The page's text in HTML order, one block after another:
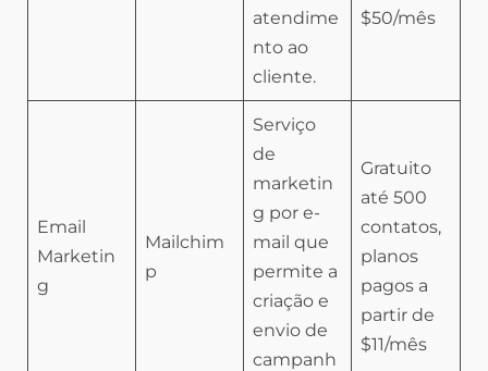
atendime
nto ao
cliente.
$50/mês
Email
Marketin
g
Mailchim
p
Serviço
de
marketin
g por e-
mail que
permite a
criação e
envio de
campanh
Gratuito
até 500
contatos,
planos
pagos a
partir de
$11/mês